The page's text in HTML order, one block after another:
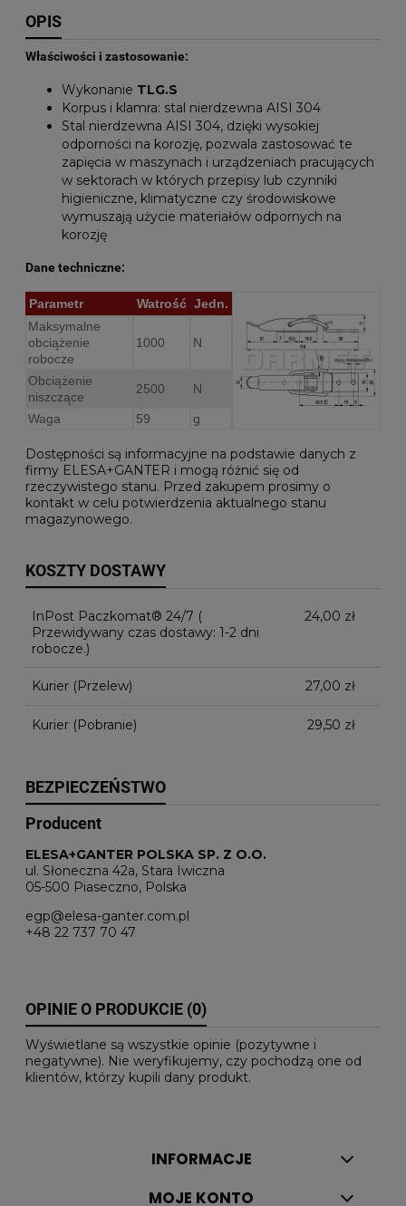
OPIS
Właściwości i zastosowanie:
Wykonanie TLG.S
Korpus i klamra: stal nierdzewna AISI 304
Stal nierdzewna AISI 304, dzięki wysokiej
odporności na korozję, pozwala zastosować te
zapięcia w maszynach i urządzeniach pracujących
w sektorach w których przepisy lub czynniki
higieniczne, klimatyczne czy środowiskowe
wymuszają użycie materiałów odpornych na
korozję
Dane techniczne:
Parametr Watrość Jedn.
Maksymalne
obciążenie
robocze
1000 N
Obciążenie
niszczące
2500 N
Waga 59 g
Dostępności są informacyjne na podstawie danych z
firmy ELESA+GANTER i mogą różnić się od
rzeczywistego stanu. Przed zakupem prosimy o
kontakt w celu potwierdzenia aktualnego stanu
magazynowego.
KOSZTY DOSTAWY
InPost Paczkomat® 24/7 (ㅤㅤㅤㅤㅤ
Przewidywany czas dostawy: 1-2 dni
robocze.)
24,00 zł
Kurier (Przelew) 27,00 zł
Kurier (Pobranie) 29,50 zł
BEZPIECZEŃSTWO
Producent
ELESA+GANTER POLSKA SP. Z O.O.
ul. Słoneczna 42a, Stara Iwiczna
05-500 Piaseczno, Polska
egp@elesa-ganter.com.pl
+48 22 737 70 47
OPINIE O PRODUKCIE (0)
Wyświetlane są wszystkie opinie (pozytywne i
negatywne). Nie weryfikujemy, czy pochodzą one od
klientów, którzy kupili dany produkt.
INFORMACJE
MOJE KONTO